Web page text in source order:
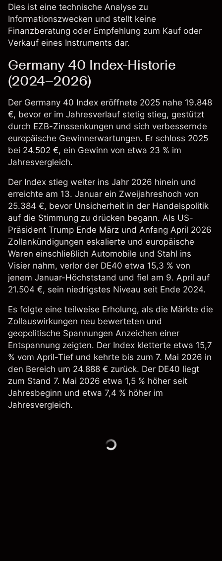
Dies ist eine technische Analyse zu
Informationszwecken und stellt keine
Finanzberatung oder Empfehlung zum Kauf oder
Verkauf eines Instruments dar.
Germany 40 Index-Historie
(2024–2026)
Der Germany 40 Index eröffnete 2025 nahe 19.848
€, bevor er im Jahresverlauf stetig stieg, gestützt
durch EZB-Zinssenkungen und sich verbessernde
europäische Gewinnerwartungen. Er schloss 2025
bei 24.502 €, ein Gewinn von etwa 23 % im
Jahresvergleich.
Der Index stieg weiter ins Jahr 2026 hinein und
erreichte am 13. Januar ein Zweijahreshoch von
25.384 €, bevor Unsicherheit in der Handelspolitik
auf die Stimmung zu drücken begann. Als US-
Präsident Trump Ende März und Anfang April 2026
Zollankündigungen eskalierte und europäische
Waren einschließlich Automobile und Stahl ins
Visier nahm, verlor der DE40 etwa 15,3 % von
jenem Januar-Höchststand und fiel am 9. April auf
21.504 €, sein niedrigstes Niveau seit Ende 2024.
Es folgte eine teilweise Erholung, als die Märkte die
Zollauswirkungen neu bewerteten und
geopolitische Spannungen Anzeichen einer
Entspannung zeigten. Der Index kletterte etwa 15,7
% vom April-Tief und kehrte bis zum 7. Mai 2026 in
den Bereich um 24.888 € zurück. Der DE40 liegt
zum Stand 7. Mai 2026 etwa 1,5 % höher seit
Jahresbeginn und etwa 7,4 % höher im
Jahresvergleich.